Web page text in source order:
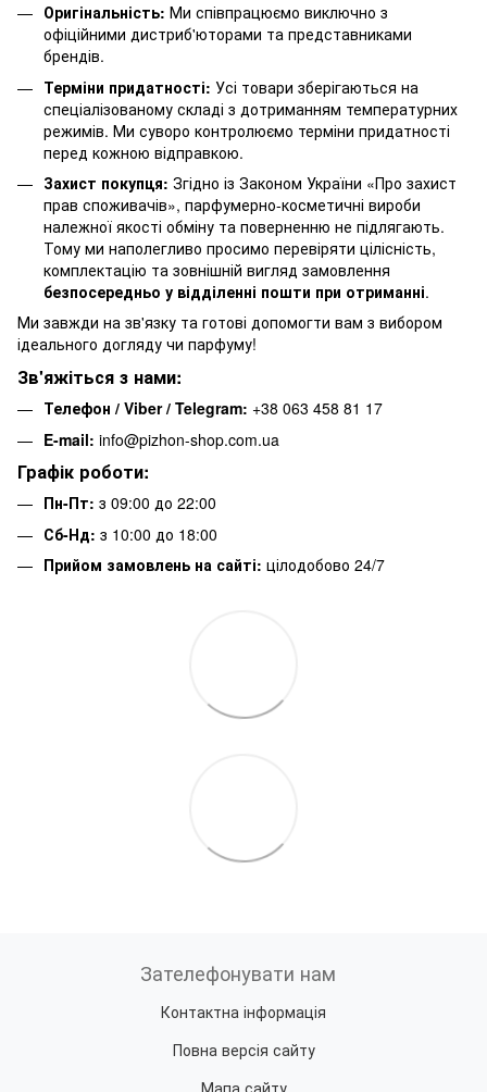
Оригінальність: Ми співпрацюємо виключно з
офіційними дистриб'юторами та представниками
брендів.
Терміни придатності: Усі товари зберігаються на
спеціалізованому складі з дотриманням температурних
режимів. Ми суворо контролюємо терміни придатності
перед кожною відправкою.
Захист покупця: Згідно із Законом України «Про захист
прав споживачів», парфумерно-косметичні вироби
належної якості обміну та поверненню не підлягають.
Тому ми наполегливо просимо перевіряти цілісність,
комплектацію та зовнішній вигляд замовлення
безпосередньо у відділенні пошти при отриманні.
Ми завжди на зв'язку та готові допомогти вам з вибором
ідеального догляду чи парфуму!
Зв'яжіться з нами:
Телефон / Viber / Telegram: +38 063 458 81 17
E-mail: info@pizhon-shop.com.ua
Графік роботи:
Пн-Пт: з 09:00 до 22:00
Сб-Нд: з 10:00 до 18:00
Прийом замовлень на сайті: цілодобово 24/7
Зателефонувати нам
Контактна інформація
Повна версія сайту
Мапа сайту